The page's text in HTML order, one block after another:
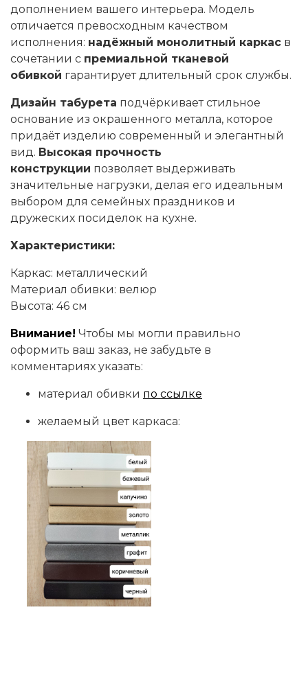
дополнением вашего интерьера. Модель
отличается превосходным качеством
исполнения: надёжный монолитный каркас в
сочетании с премиальной тканевой
обивкой гарантирует длительный срок службы.
Дизайн табурета подчёркивает стильное
основание из окрашенного металла, которое
придаёт изделию современный и элегантный
вид. Высокая прочность
конструкции позволяет выдерживать
значительные нагрузки, делая его идеальным
выбором для семейных праздников и
дружеских посиделок на кухне.
Характеристики:
Каркас: металлический
Материал обивки: велюр
Высота: 46 см
Внимание! Чтобы мы могли правильно
оформить ваш заказ, не забудьте в
комментариях указать:
материал обивки по ссылке
желаемый цвет каркаса: